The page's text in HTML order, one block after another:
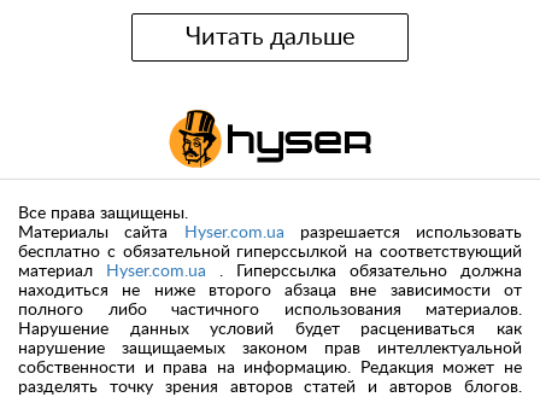
Читать дальше
Все права защищены.
Материалы сайта
Hyser.com.ua разрешается использовать
бесплатно с обязательной гиперссылкой на соответствующий
материал
Hyser.com.ua . Гиперссылка обязательно должна
находиться не ниже второго абзаца вне зависимости от
полного либо частичного использования материалов.
Нарушение данных условий будет расцениваться как
нарушение защищаемых законом прав интеллектуальной
собственности и права на информацию. Редакция может не
разделять точку зрения авторов статей и авторов блогов.